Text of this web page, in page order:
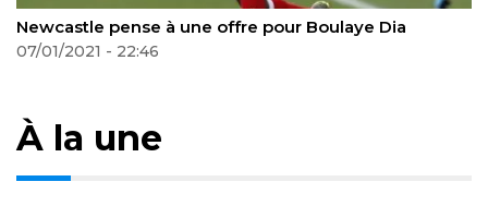
pense à une offre pour Boulaye Dia
2021 - 22:46
À la une